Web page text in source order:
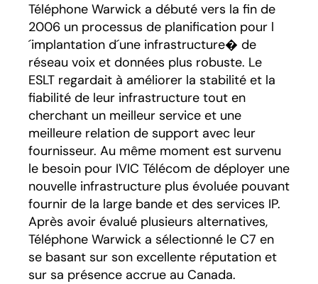
Téléphone Warwick a débuté vers la fin de
2006 un processus de planification pour l
´implantation d´une infrastructure� de
réseau voix et données plus robuste. Le
ESLT regardait à améliorer la stabilité et la
fiabilité de leur infrastructure tout en
cherchant un meilleur service et une
meilleure relation de support avec leur
fournisseur. Au même moment est survenu
le besoin pour IVIC Télécom de déployer une
nouvelle infrastructure plus évoluée pouvant
fournir de la large bande et des services IP.
Après avoir évalué plusieurs alternatives,
Téléphone Warwick a sélectionné le C7 en
se basant sur son excellente réputation et
sur sa présence accrue au Canada.